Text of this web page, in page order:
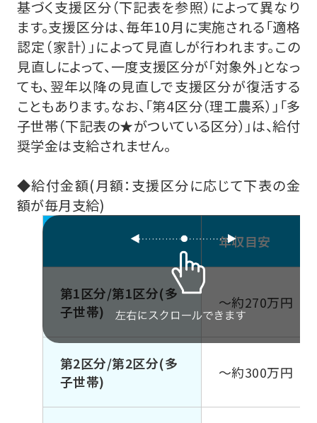
基づく支援区分（下記表を参照）によって異なり
ます。支援区分は、毎年10月に実施される「適格
認定（家計）」によって見直しが行われます。この
見直しによって、一度支援区分が「対象外」となっ
ても、翌年以降の見直しで支援区分が復活する
こともあります。なお、「第4区分（理工農系）」「多
子世帯（下記表の★がついている区分）」は、給付
奨学金は支給されません。
◆給付金額(月額：支援区分に応じて下表の金
額が毎月支給)
年収目安
第1区分/第1区分(多
子世帯)
～約270万円
第2区分/第2区分(多
子世帯)
～約300万円